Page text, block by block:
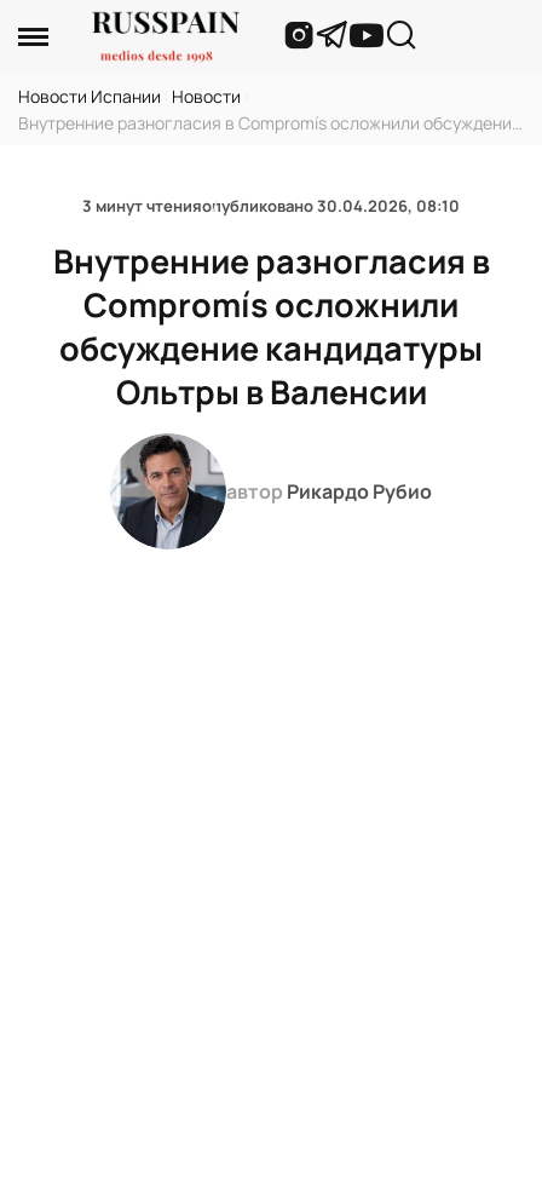
Новости Испании Новости
Внутренние разногласия в Compromís осложнили обсуждение
3 минут чтенияопубликовано30.04.2026, 08:10
Внутренние разногласия в
Compromís осложнили
обсуждение кандидатуры
Ольтры в Валенсии
автор Рикардо Рубио